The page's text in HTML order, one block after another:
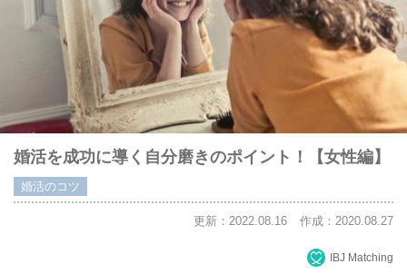
婚活を成功に導く自分磨きのポイント！【女性編】
婚活のコツ
更新：2022.08.16 作成：2020.08.27
IBJ Matching